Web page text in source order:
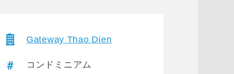
Gateway Thao Dien
コンドミニアム